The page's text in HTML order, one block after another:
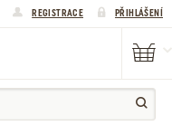
REGISTRACE PŘIHLÁŠENÍ